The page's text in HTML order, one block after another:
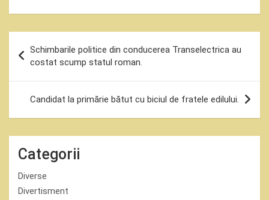
în
articole
Schimbarile politice din conducerea Transelectrica au
costat scump statul roman.
Candidat la primărie bătut cu biciul de fratele edilului.
Categorii
Diverse
Divertisment